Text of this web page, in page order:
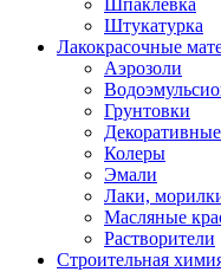
Шпаклевка
Штукатурка
Лакокрасочные
Аэрозоли
Грунтовки
Колеры
Эмали
Лаки,
Масляные
Растворители
Строительная